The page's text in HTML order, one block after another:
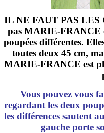
IL NE FAUT PAS LES
pas MARIE-FRANCE
poupées différentes.
toutes deux 45 cm,
MARIE-FRANCE est
Vous pouvez vous
regardant les deux
les différences sautent
gauche porte